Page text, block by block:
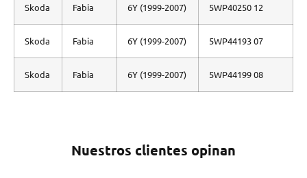
Skoda Fabia 6Y (1999-2007) 5WP40250 12
Skoda Fabia 6Y (1999-2007) 5WP44193 07
Skoda Fabia 6Y (1999-2007) 5WP44199 08
Nuestros clientes opinan